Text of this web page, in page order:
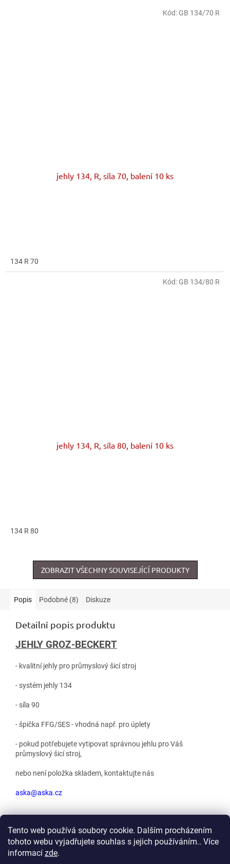
Tento web používá soubory cookie. Dalším procházením
tohoto webu vyjadřujete souhlas s jejich používáním.. Více
informací zde.
jehly 134, R, síla 70, balení 10 ks
134 R 70
Kód: GB 134/70 R
jehly 134, R, síla 80, balení 10 ks
134 R 80
Kód: GB 134/80 R
ZOBRAZIT VŠECHNY SOUVISEJÍCÍ PRODUKTY
Popis Podobné (8) Diskuze
Detailní popis produktu
JEHLY GROZ-BECKERT
- kvalitní jehly pro průmyslový šicí stroj
- systém jehly 134
- síla 90
- špička FFG/SES - vhodná např. pro úplety
- pokud potřebujete vytipovat správnou jehlu pro Váš
průmyslový šicí stroj,
nebo není položka skladem, kontaktujte nás
aska@aska.cz